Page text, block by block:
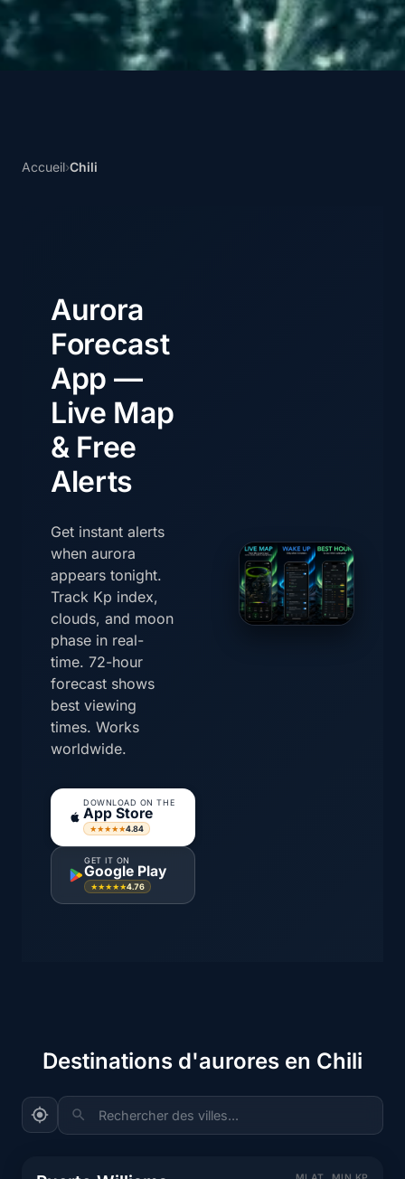
Accueil›Chili
Aurora
Forecast
App —
Live Map
& Free
Alerts
Get instant alerts
when aurora
appears tonight.
Track Kp index,
clouds, and moon
phase in real-
time. 72-hour
forecast shows
best viewing
times. Works
worldwide.
DOWNLOAD ON THE
App Store
★★★★★4.84
GET IT ON
Google Play
★★★★★4.76
Destinations d'aurores en Chili
Rechercher des villes...